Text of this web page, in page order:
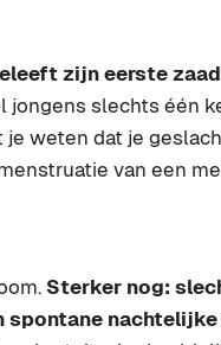
zijn eerste
jongens slechts één
weten dat je
van een
Sterker nog:
spontane